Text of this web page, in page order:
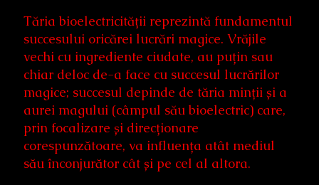
Tăria bioelectricității reprezintă fundamentul
succesului oricărei lucrări magice. Vrăjile
vechi cu ingrediente ciudate, au puțin sau
chiar deloc de-a face cu succesul lucrărilor
magice; succesul depinde de tăria minții și a
aurei magului (câmpul său bioelectric) care,
prin focalizare și direcționare
corespunzătoare, va influența atât mediul
său înconjurător cât și pe cel al altora.